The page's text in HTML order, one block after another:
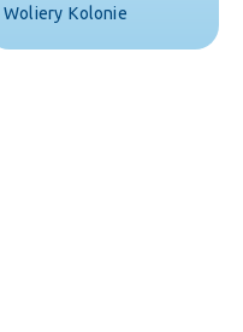
Woliery Kolonie